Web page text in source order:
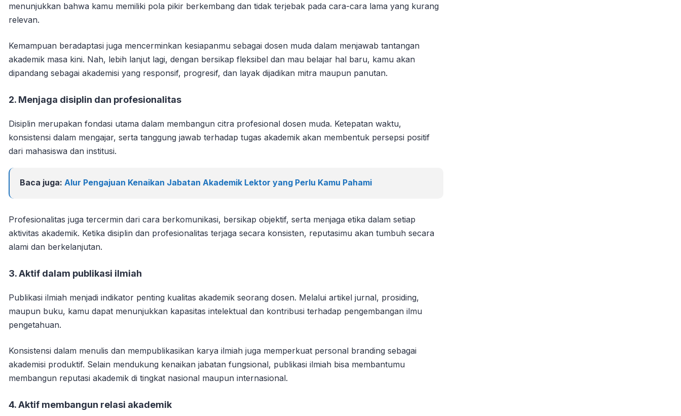
menunjukkan bahwa kamu memiliki pola pikir berkembang dan tidak terjebak pada cara-cara lama yang kurang
relevan.
Kemampuan beradaptasi juga mencerminkan kesiapanmu sebagai dosen muda dalam menjawab tantangan
akademik masa kini. Nah, lebih lanjut lagi, dengan bersikap fleksibel dan mau belajar hal baru, kamu akan
dipandang sebagai akademisi yang responsif, progresif, dan layak dijadikan mitra maupun panutan.
2. Menjaga disiplin dan profesionalitas
Disiplin merupakan fondasi utama dalam membangun citra profesional dosen muda. Ketepatan waktu,
konsistensi dalam mengajar, serta tanggung jawab terhadap tugas akademik akan membentuk persepsi positif
dari mahasiswa dan institusi.
Baca juga: Alur Pengajuan Kenaikan Jabatan Akademik Lektor yang Perlu Kamu Pahami
Profesionalitas juga tercermin dari cara berkomunikasi, bersikap objektif, serta menjaga etika dalam setiap
aktivitas akademik. Ketika disiplin dan profesionalitas terjaga secara konsisten, reputasimu akan tumbuh secara
alami dan berkelanjutan.
3. Aktif dalam publikasi ilmiah
Publikasi ilmiah menjadi indikator penting kualitas akademik seorang dosen. Melalui artikel jurnal, prosiding,
maupun buku, kamu dapat menunjukkan kapasitas intelektual dan kontribusi terhadap pengembangan ilmu
pengetahuan.
Konsistensi dalam menulis dan mempublikasikan karya ilmiah juga memperkuat personal branding sebagai
akademisi produktif. Selain mendukung kenaikan jabatan fungsional, publikasi ilmiah bisa membantumu
membangun reputasi akademik di tingkat nasional maupun internasional.
4. Aktif membangun relasi akademik